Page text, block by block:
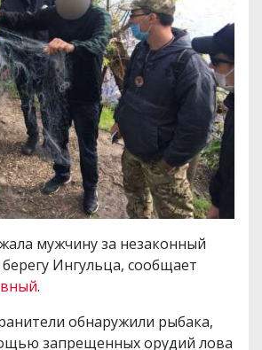
мужчину за незаконный
Ингульца, сообщает
.
обнаружили рыбака,
запрещенных орудий лова